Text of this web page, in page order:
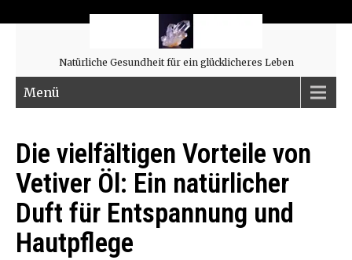
Natürliche Gesundheit für ein glücklicheres Leben
Menü
Die vielfältigen Vorteile von
Vetiver Öl: Ein natürlicher
Duft für Entspannung und
Hautpflege